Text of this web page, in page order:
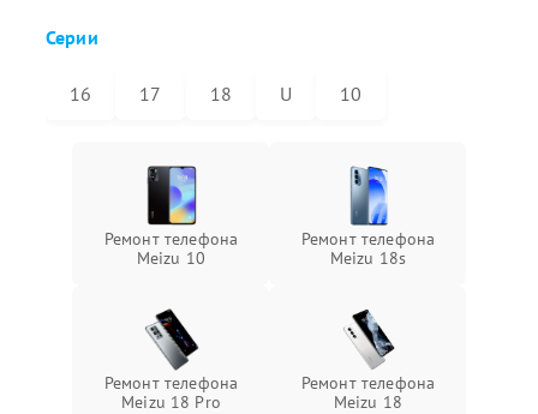
Серии
16 17 18 U 10
Ремонт телефона
Meizu 10
Ремонт телефона
Meizu 18s
Ремонт телефона
Meizu 18 Pro
Ремонт телефона
Meizu 18